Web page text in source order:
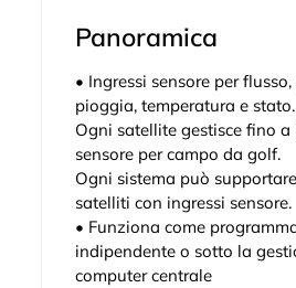
Panoramica
• Ingressi sensore per
pioggia, temperatura e stato.
Ogni satellite gestisce fino a
sensore per campo da golf.
Ogni sistema può
satelliti con ingressi sensore.
• Funziona come
indipendente o sotto la
computer centrale